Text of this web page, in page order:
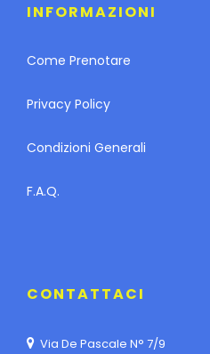
INFORMAZIONI
Come Prenotare
Privacy Policy
Condizioni Generali
F.A.Q.
CONTATTACI
Via De Pascale N° 7/9